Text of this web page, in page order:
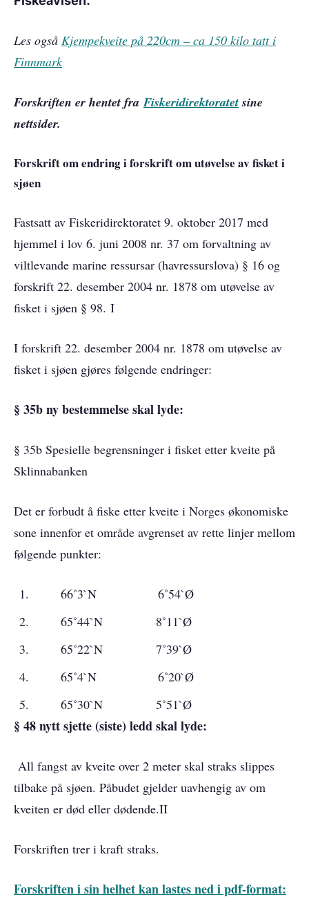
Les også Kjempekveite på 220cm – ca 150 kilo tatt i
Finnmark
Forskriften er hentet fraFiskeridirektoratetsine
nettsider.
Forskrift om endring i forskrift om utøvelse av fisket i
sjøen
Fastsatt av Fiskeridirektoratet 9. oktober 2017 med
hjemmel i lov 6. juni 2008 nr. 37 om forvaltning av
viltlevande marine ressursar (havressurslova) § 16 og
forskrift 22. desember 2004 nr. 1878 om utøvelse av
fisket i sjøen § 98. I
I forskrift 22. desember 2004 nr. 1878 om utøvelse av
fisket i sjøen gjøres følgende endringer:
§ 35b ny bestemmelse skal lyde:
§ 35b Spesielle begrensninger i fisket etter kveite på
Sklinnabanken
Det er forbudt å fiske etter kveite i Norges økonomiske
sone innenfor et område avgrenset av rette linjer mellom
følgende punkter:
66˚3`N 6˚54`Ø
65˚44`N 8˚11`Ø
65˚22`N 7˚39`Ø
65˚4`N 6˚20`Ø
65˚30`N 5˚51`Ø
§ 48 nytt sjette (siste) ledd skal lyde:
All fangst av kveite over 2 meter skal straks slippes
tilbake på sjøen. Påbudet gjelder uavhengig av om
kveiten er død eller dødende.II
Forskriften trer i kraft straks.
Forskriften i sin helhet kan lastes ned i pdf-format: